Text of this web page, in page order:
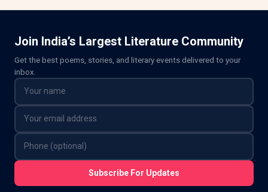
Join India’s Largest Literature Community
Get the best poems, stories, and literary events delivered to your
inbox.
Subscribe For Updates